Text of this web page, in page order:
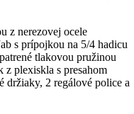
z nerezovej ocele
s prípojkou na 5/4 hadicu
tlakovou pružinou
z plexiskla s presahom
držiaky, 2 regálové police a